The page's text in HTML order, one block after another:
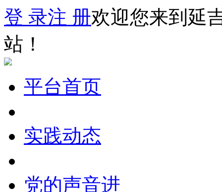
登 录注 册欢迎您来到延
站！
平台首页
实践动态
党的声音进